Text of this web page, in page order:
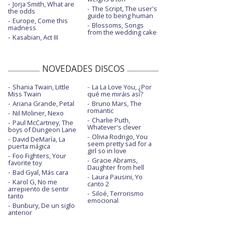
Jorja Smith, What are
the odds
Europe, Come this
madness
Kasabian, Act III
The Script, The user's
guide to being human
Blossoms, Songs
from the wedding cake
NOVEDADES DISCOS
Shania Twain, Little
Miss Twain
Ariana Grande, Petal
Nil Moliner, Nexo
Paul McCartney, The
boys of Dungeon Lane
David DeMaría, La
puerta mágica
Foo Fighters, Your
favorite toy
Bad Gyal, Más cara
Karol G, No me
arrepiento de sentir
tanto
Bunbury, De un siglo
anterior
La La Love You, ¿Por
qué me miráis así?
Bruno Mars, The
romantic
Charlie Puth,
Whatever's clever
Olivia Rodrigo, You
seem pretty sad for a
girl so in love
Gracie Abrams,
Daughter from hell
Laura Pausini, Yo
canto 2
Siloé, Terrorismo
emocional